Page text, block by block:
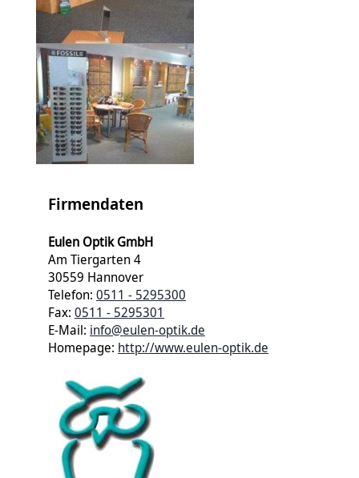
Firmendaten
Eulen Optik GmbH
Am Tiergarten 4
30559 Hannover
Telefon: 0511 - 5295300
Fax: 0511 - 5295301
E-Mail: info@eulen-optik.de
Homepage: http://www.eulen-optik.de